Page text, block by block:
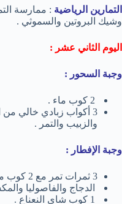
التمارين الرياضية
وشيك البروتين والسموثي .
اليوم الثاني عشر :
وجبة السحور :
3 أكواب زبادي خالي
والزبيب والتمر .
وجبة الإفطار :
3 ثمرات تمر مع 2 كوب ماء .
الدجاج والفاصوليا